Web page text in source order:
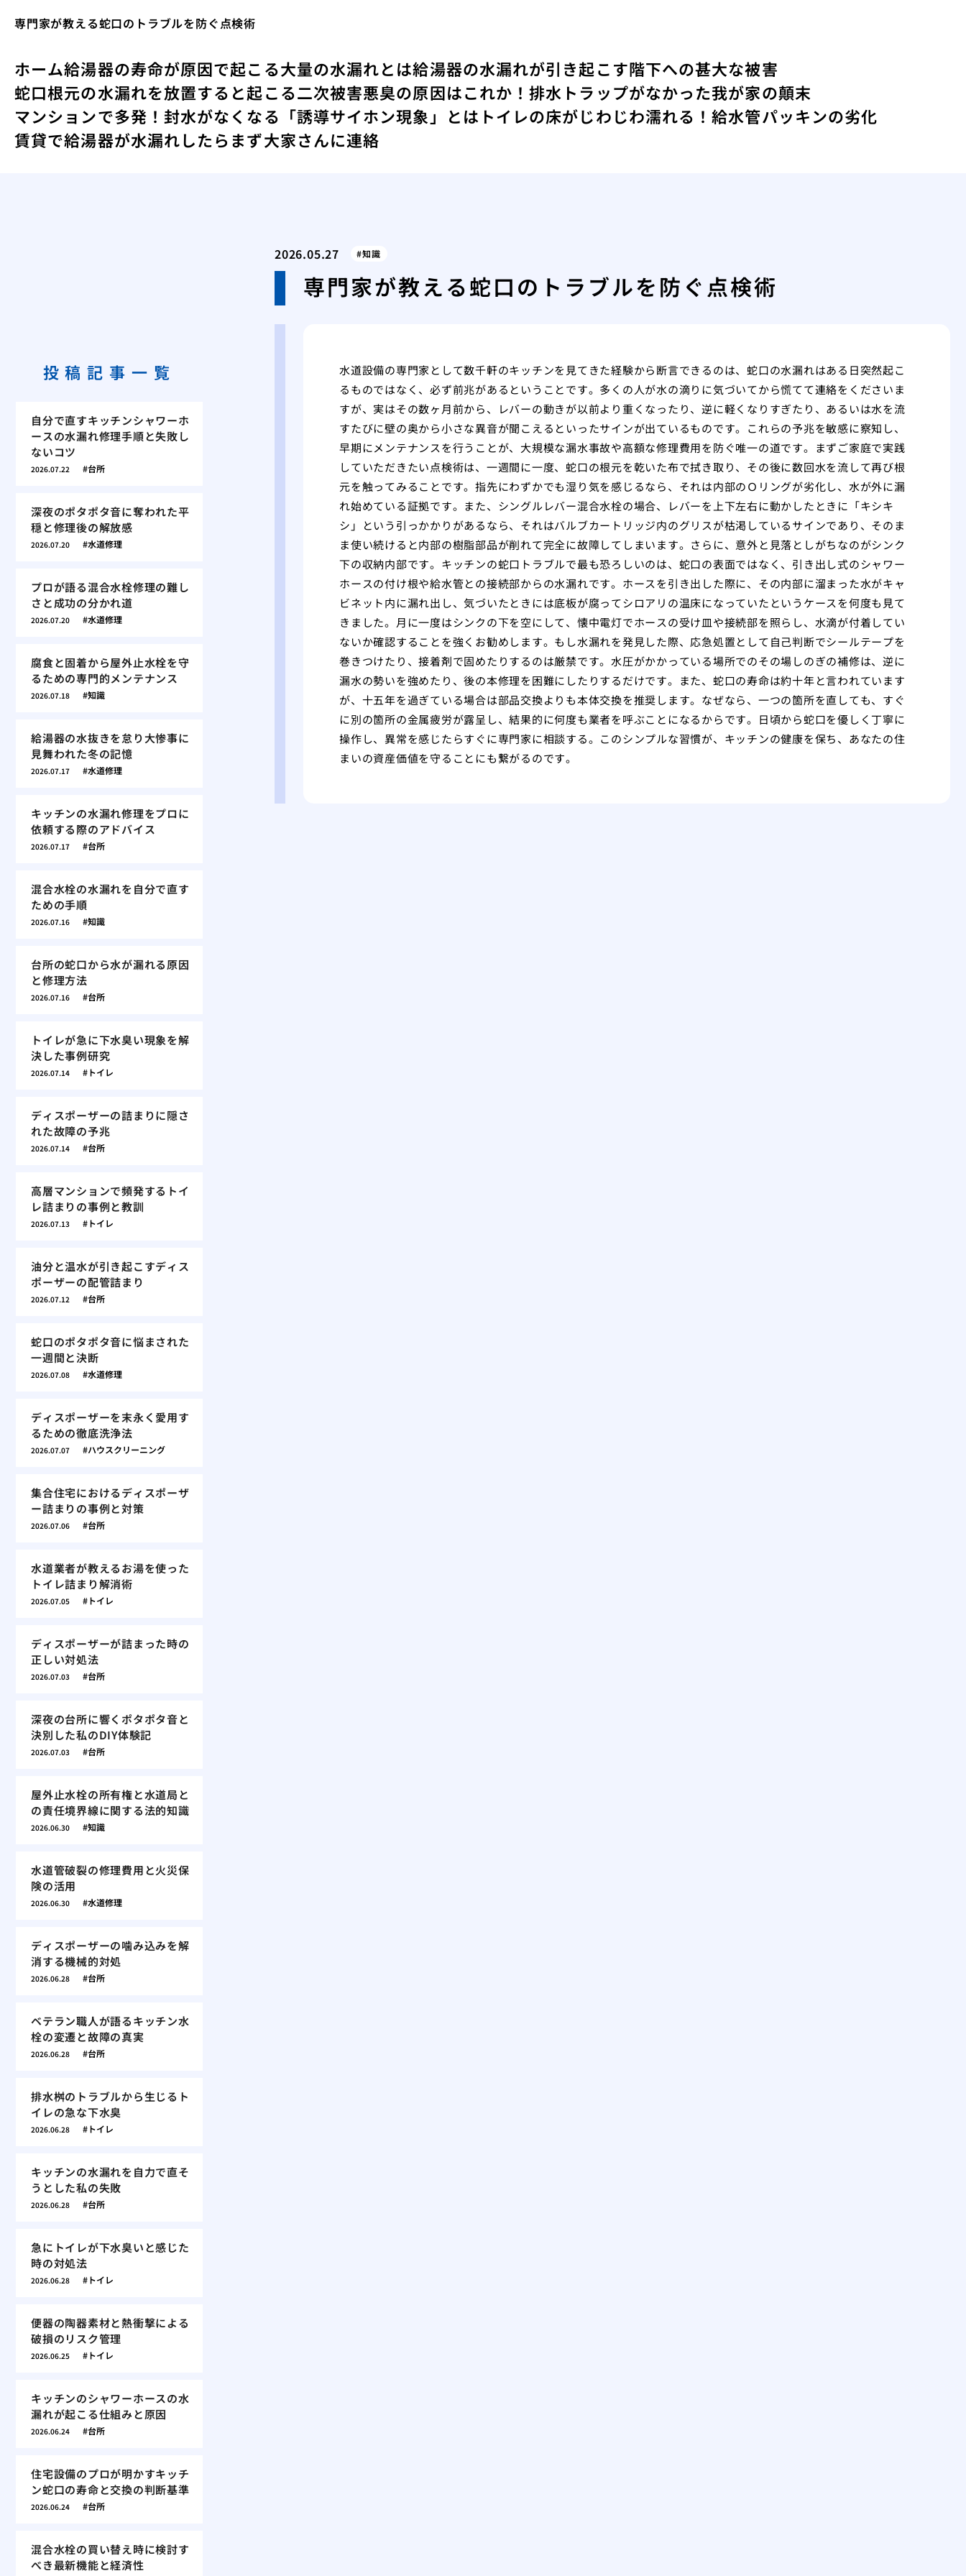
専門家が教える蛇口のトラブルを防ぐ点検術
ホーム給湯器の寿命が原因で起こる大量の水漏れとは給湯器の水漏れが引き起こす階下への甚大な被害
蛇口根元の水漏れを放置すると起こる二次被害悪臭の原因はこれか！排水トラップがなかった我が家の顛末
マンションで多発！封水がなくなる「誘導サイホン現象」とは トイレの床がじわじわ濡れる！給水管パッキンの劣化
賃貸で給湯器が水漏れしたらまず大家さんに連絡
2026.05.27 知識
専門家が教える蛇口のトラブルを防ぐ点検術
水道設備の専門家として数千軒のキッチンを見てきた経験から断言できるのは、蛇口の水漏れはある日突然起こ
るものではなく、必ず前兆があるということです。多くの人が水の滴りに気づいてから慌てて連絡をくださいま
すが、実はその数ヶ月前から、レバーの動きが以前より重くなったり、逆に軽くなりすぎたり、あるいは水を流
すたびに壁の奥から小さな異音が聞こえるといったサインが出ているものです。これらの予兆を敏感に察知し、
早期にメンテナンスを行うことが、大規模な漏水事故や高額な修理費用を防ぐ唯一の道です。まずご家庭で実践
していただきたい点検術は、一週間に一度、蛇口の根元を乾いた布で拭き取り、その後に数回水を流して再び根
元を触ってみることです。指先にわずかでも湿り気を感じるなら、それは内部のＯリングが劣化し、水が外に漏
れ始めている証拠です。また、シングルレバー混合水栓の場合、レバーを上下左右に動かしたときに「キシキ
シ」という引っかかりがあるなら、それはバルブカートリッジ内のグリスが枯渇しているサインであり、そのま
ま使い続けると内部の樹脂部品が削れて完全に故障してしまいます。さらに、意外と見落としがちなのがシンク
下の収納内部です。キッチンの蛇口トラブルで最も恐ろしいのは、蛇口の表面ではなく、引き出し式のシャワー
ホースの付け根や給水管との接続部からの水漏れです。ホースを引き出した際に、その内部に溜まった水がキャ
ビネット内に漏れ出し、気づいたときには底板が腐ってシロアリの温床になっていたというケースを何度も見て
きました。月に一度はシンクの下を空にして、懐中電灯でホースの受け皿や接続部を照らし、水滴が付着してい
ないか確認することを強くお勧めします。もし水漏れを発見した際、応急処置として自己判断でシールテープを
巻きつけたり、接着剤で固めたりするのは厳禁です。水圧がかかっている場所でのその場しのぎの補修は、逆に
漏水の勢いを強めたり、後の本修理を困難にしたりするだけです。また、蛇口の寿命は約十年と言われています
が、十五年を過ぎている場合は部品交換よりも本体交換を推奨します。なぜなら、一つの箇所を直しても、すぐ
に別の箇所の金属疲労が露呈し、結果的に何度も業者を呼ぶことになるからです。日頃から蛇口を優しく丁寧に
操作し、異常を感じたらすぐに専門家に相談する。このシンプルな習慣が、キッチンの健康を保ち、あなたの住
まいの資産価値を守ることにも繋がるのです。
投稿記事一覧
自分で直すキッチンシャワーホ
ースの水漏れ修理手順と失敗し
ないコツ
2026.07.22 台所
深夜のポタポタ音に奪われた平
穏と修理後の解放感
2026.07.20 水道修理
プロが語る混合水栓修理の難し
さと成功の分かれ道
2026.07.20 水道修理
腐食と固着から屋外止水栓を守
るための専門的メンテナンス
2026.07.18 知識
給湯器の水抜きを怠り大惨事に
見舞われた冬の記憶
2026.07.17 水道修理
キッチンの水漏れ修理をプロに
依頼する際のアドバイス
2026.07.17 台所
混合水栓の水漏れを自分で直す
ための手順
2026.07.16 知識
台所の蛇口から水が漏れる原因
と修理方法
2026.07.16 台所
トイレが急に下水臭い現象を解
決した事例研究
2026.07.14 トイレ
ディスポーザーの詰まりに隠さ
れた故障の予兆
2026.07.14 台所
高層マンションで頻発するトイ
レ詰まりの事例と教訓
2026.07.13 トイレ
油分と温水が引き起こすディス
ポーザーの配管詰まり
2026.07.12 台所
蛇口のポタポタ音に悩まされた
一週間と決断
2026.07.08 水道修理
ディスポーザーを末永く愛用す
るための徹底洗浄法
2026.07.07 ハウスクリーニング
集合住宅におけるディスポーザ
ー詰まりの事例と対策
2026.07.06 台所
水道業者が教えるお湯を使った
トイレ詰まり解消術
2026.07.05 トイレ
ディスポーザーが詰まった時の
正しい対処法
2026.07.03 台所
深夜の台所に響くポタポタ音と
決別した私のDIY体験記
2026.07.03 台所
屋外止水栓の所有権と水道局と
の責任境界線に関する法的知識
2026.06.30 知識
水道管破裂の修理費用と火災保
険の活用
2026.06.30 水道修理
ディスポーザーの噛み込みを解
消する機械的対処
2026.06.28 台所
ベテラン職人が語るキッチン水
栓の変遷と故障の真実
2026.06.28 台所
排水桝のトラブルから生じるト
イレの急な下水臭
2026.06.28 トイレ
キッチンの水漏れを自力で直そ
うとした私の失敗
2026.06.28 台所
急にトイレが下水臭いと感じた
時の対処法
2026.06.28 トイレ
便器の陶器素材と熱衝撃による
破損のリスク管理
2026.06.25 トイレ
キッチンのシャワーホースの水
漏れが起こる仕組みと原因
2026.06.24 台所
住宅設備のプロが明かすキッチ
ン蛇口の寿命と交換の判断基準
2026.06.24 台所
混合水栓の買い替え時に検討す
べき最新機能と経済性